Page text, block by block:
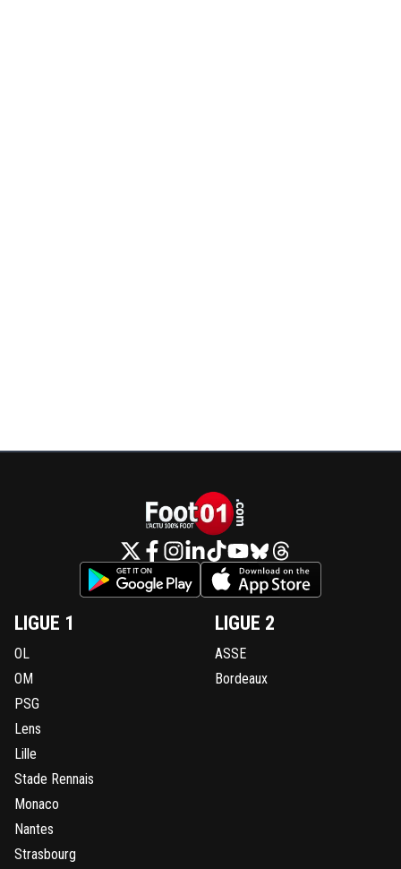
LIGUE 1
OL
OM
PSG
Lens
Lille
Stade Rennais
Monaco
Nantes
Strasbourg
LIGUE 2
ASSE
Bordeaux